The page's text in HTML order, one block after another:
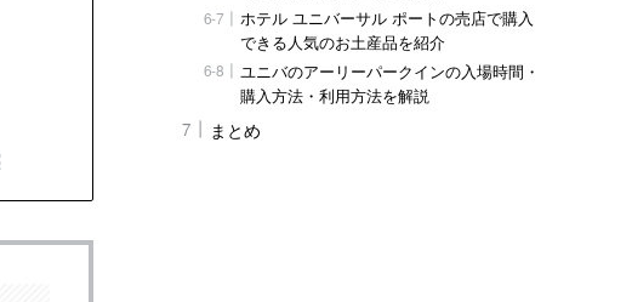
ホテル ユニバーサル ポートの売店で購入
できる人気のお土産品を紹介
ユニバのアーリーパークインの入場時間・
購入方法・利用方法を解説
まとめ